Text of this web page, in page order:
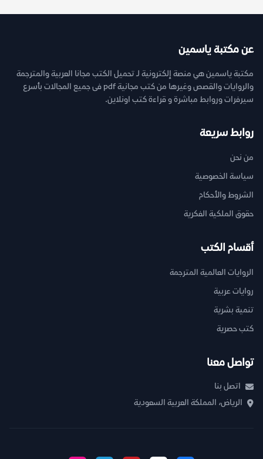
عن مكتبة ياسمين
مكتبة ياسمين هي منصة إلكترونية لـ تحميل الكتب مجانا العربية والمترجمة
والروايات والقصص وغيرها من كتب مجانية pdf فى جميع المجالات بأسرع
سيرفرات وروابط مباشرة و قراءة كتب اونلاين.
روابط سريعة
من نحن
سياسة الخصوصية
الشروط والأحكام
حقوق الملكية الفكرية
أقسام الكتب
الروايات العالمية المترجمة
روايات عربية
تنمية بشرية
كتب حصرية
تواصل معنا
اتصل بنا
الرياض، المملكة العربية السعودية